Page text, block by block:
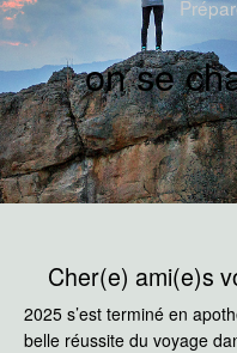
on se
Cher(e) ami(e)s
2025 s’est terminé en
belle réussite du voyage